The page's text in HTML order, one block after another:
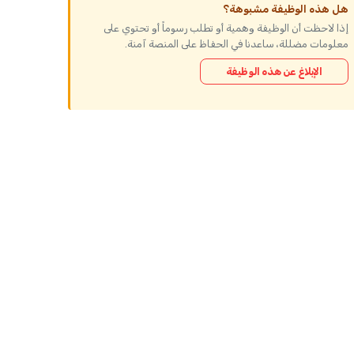
هل هذه الوظيفة مشبوهة؟
إذا لاحظت أن الوظيفة وهمية أو تطلب رسوماً أو تحتوي على
معلومات مضللة، ساعدنا في الحفاظ على المنصة آمنة.
الإبلاغ عن هذه الوظيفة